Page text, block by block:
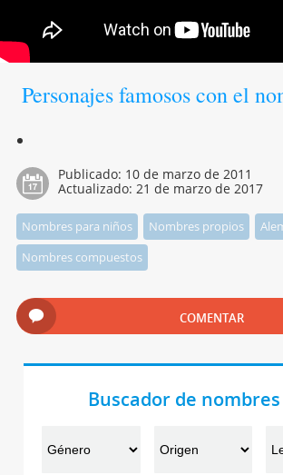
Personajes famosos con el
Publicado: 10 de marzo de 2011
Actualizado: 21 de marzo de 2017
Nombres para niños Nombres propios
Nombres compuestos
COMENTAR
Buscador de nombres